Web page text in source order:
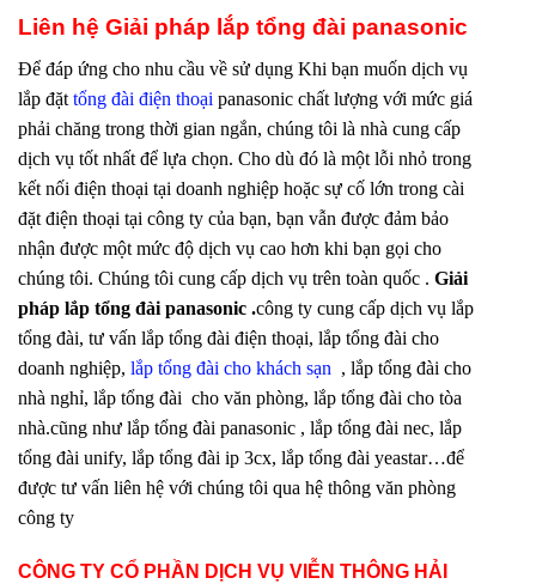
Liên hệ Giải pháp lắp tổng đài panasonic
Để đáp ứng cho nhu cầu về sử dụng Khi bạn muốn dịch vụ
lắp đặt tổng đài điện thoại panasonic chất lượng với mức giá
phải chăng trong thời gian ngắn, chúng tôi là nhà cung cấp
dịch vụ tốt nhất để lựa chọn. Cho dù đó là một lỗi nhỏ trong
kết nối điện thoại tại doanh nghiệp hoặc sự cố lớn trong cài
đặt điện thoại tại công ty của bạn, bạn vẫn được đảm bảo
nhận được một mức độ dịch vụ cao hơn khi bạn gọi cho
chúng tôi. Chúng tôi cung cấp dịch vụ trên toàn quốc . Giải
pháp lắp tổng đài panasonic .công ty cung cấp dịch vụ lắp
tổng đài, tư vấn lắp tổng đài điện thoại, lắp tổng đài cho
doanh nghiệp, lắp tổng đài cho khách sạn , lắp tổng đài cho
nhà nghỉ, lắp tổng đài cho văn phòng, lắp tổng đài cho tòa
nhà.cũng như lắp tổng đài panasonic , lắp tổng đài nec, lắp
tổng đài unify, lắp tổng đài ip 3cx, lắp tổng đài yeastar…để
được tư vấn liên hệ với chúng tôi qua hệ thông văn phòng
công ty
CÔNG TY CỔ PHẦN DỊCH VỤ VIỄN THÔNG HẢI